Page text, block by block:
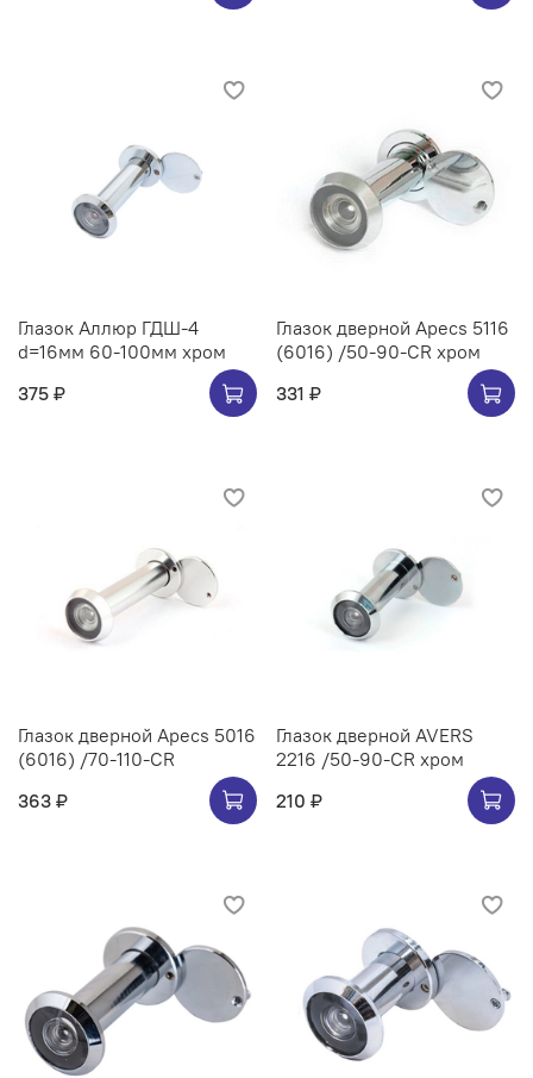
Глазок Аллюр ГДШ-4
d=16мм 60-100мм хром
375 ₽
Глазок дверной Apecs 5116
(6016) /50-90-CR хром
331 ₽
Глазок дверной Apecs 5016
(6016) /70-110-CR
363 ₽
Глазок дверной AVERS
2216 /50-90-CR хром
210 ₽